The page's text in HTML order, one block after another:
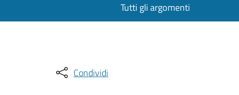
Tutti gli argomenti
Condividi